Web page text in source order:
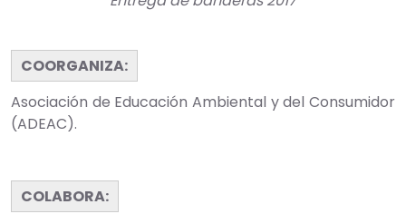
COORGANIZA:
Asociación de Educación Ambiental y del Consumidor
(ADEAC).
COLABORA: